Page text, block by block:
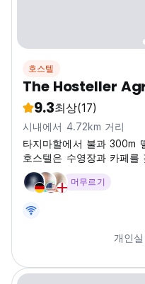
호스텔
The Hosteller
9.3최상(17)
시내에서 4.72km 거리
타지마할에서 불과 300m
호스텔은 수영장과 카페를
게 완벽하며 아그라를 탐
입니다. (Auto-translated
머무르기
개인